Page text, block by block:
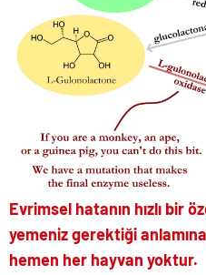
Evrimsel hatanın hızlı bir
yemeniz gerektiği
hemen her hayvan yoktur.